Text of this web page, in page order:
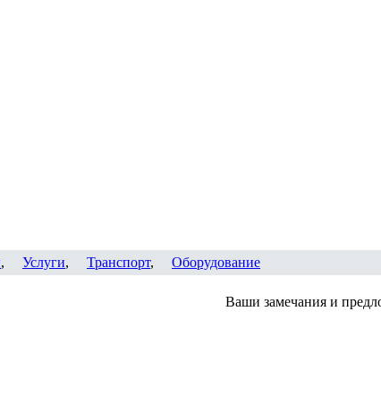
, Услуги, Транспорт, Оборудование
Ваши замечания и